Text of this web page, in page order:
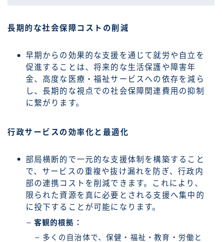
長期的な社会保障コストの削減
早期からの効果的な支援を通じて就労や自立を
促進することは、将来的な生活保護や障害年
金、高度な医療・福祉サービスへの依存を減ら
し、長期的な視点での社会保障関連費用の抑制
に繋がります。
行政サービスの効率化と最適化
部局横断的で一元的な支援体制を構築すること
で、サービスの重複や抜け漏れを防ぎ、行政内
部の連携コストを削減できます。これにより、
限られた資源を真に必要とされる支援へ集中的
に投下することが可能になります。
客観的根拠：
多くの自治体で、保健・福祉・教育・労働と